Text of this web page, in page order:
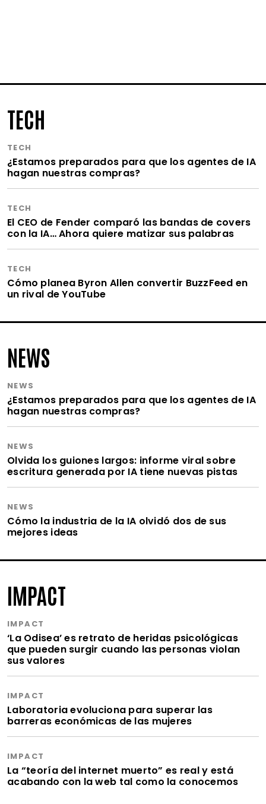
TECH
TECH
¿Estamos preparados para que los agentes de IA
hagan nuestras compras?
TECH
El CEO de Fender comparó las bandas de covers
con la IA… Ahora quiere matizar sus palabras
TECH
Cómo planea Byron Allen convertir BuzzFeed en
un rival de YouTube
NEWS
NEWS
¿Estamos preparados para que los agentes de IA
hagan nuestras compras?
NEWS
Olvida los guiones largos: informe viral sobre
escritura generada por IA tiene nuevas pistas
NEWS
Cómo la industria de la IA olvidó dos de sus
mejores ideas
IMPACT
IMPACT
‘La Odisea’ es retrato de heridas psicológicas
que pueden surgir cuando las personas violan
sus valores
IMPACT
Laboratoria evoluciona para superar las
barreras económicas de las mujeres
IMPACT
La “teoría del internet muerto” es real y está
acabando con la web tal como la conocemos